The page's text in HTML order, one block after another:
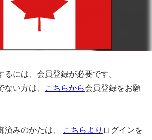
るには、会員登録が必要です。
い方は、
こちらから会員登録をお願
済みのかたは、 こちらより ログインを